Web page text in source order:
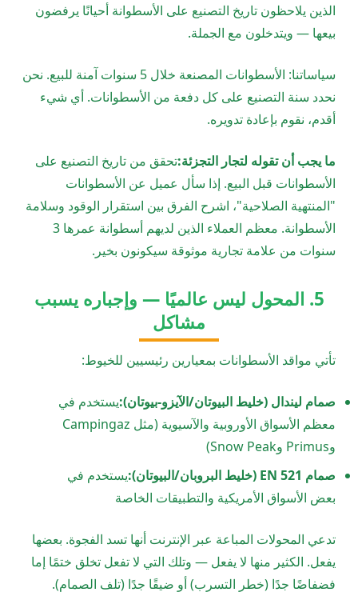
الذين يلاحظون تاريخ التصنيع على الأسطوانة أحيانًا يرفضون
بيعها — ويتدخلون مع الجملة.
سياساتنا: الأسطوانات المصنعة خلال 5 سنوات آمنة للبيع. نحن
نحدد سنة التصنيع على كل دفعة من الأسطوانات. أي شيء
أقدم، نقوم بإعادة تدويره.
ما يجب أن تقوله لتجار التجزئة:تحقق من تاريخ التصنيع على
الأسطوانات قبل البيع. إذا سأل عميل عن الأسطوانات
"المنتهية الصلاحية"، اشرح الفرق بين استقرار الوقود وسلامة
الأسطوانة. معظم العملاء الذين لديهم أسطوانة عمرها 3
سنوات من علامة تجارية موثوقة سيكونون بخير.
5. المحول ليس عالميًا — وإجباره يسبب
مشاكل
تأتي مواقد الأسطوانات بمعيارين رئيسيين للخيوط:
صمام ليندال (خليط البيوتان/الآيزو-بيوتان):يستخدم في
معظم الأسواق الأوروبية والآسيوية (مثل Campingaz
وPrimus وSnow Peak)
صمام EN 521 (خليط البروبان/البيوتان):
يستخدم في
بعض الأسواق الأمريكية والتطبيقات الخاصة
تدعي المحولات المباعة عبر الإنترنت أنها تسد الفجوة. بعضها
يفعل. الكثير منها لا يفعل — وتلك التي لا تفعل تخلق ختمًا إما
فضفاضًا جدًا (خطر التسرب) أو ضيقًا جدًا (تلف الصمام).